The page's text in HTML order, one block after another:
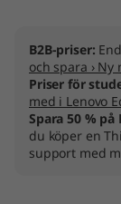
B2B-priser:
och spara ›
Priser för
med i Lenovo
Spara 50 %
du köper en
support med